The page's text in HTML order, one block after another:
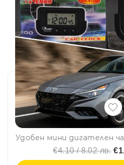
€4.10 / 8.02 лв.